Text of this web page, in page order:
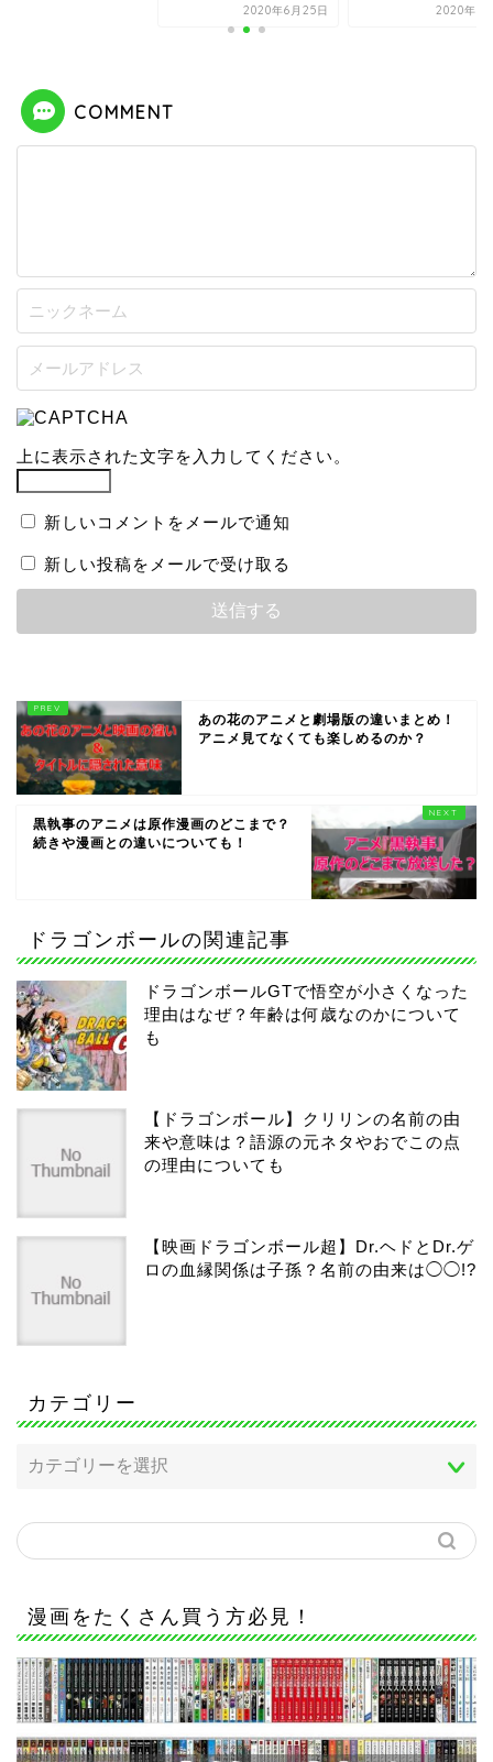
2020年6月25日 2020年5
COMMENT
上に表示された文字を入力してください。
新しいコメントをメールで通知
新しい投稿をメールで受け取る
あの花のアニメと劇場版の違いまとめ！
アニメ見てなくても楽しめるのか？
黒執事のアニメは原作漫画のどこまで？
続きや漫画との違いについても！
ドラゴンボールの関連記事
ドラゴンボールGTで悟空が小さくなった
理由はなぜ？年齢は何歳なのかについて
も
【ドラゴンボール】クリリンの名前の由
来や意味は？語源の元ネタやおでこの点
の理由についても
【映画ドラゴンボール超】Dr.ヘドとDr.ゲ
ロの血縁関係は子孫？名前の由来は◯◯!?
カテゴリー
漫画をたくさん買う方必見！